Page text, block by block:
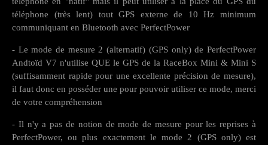
téléphone (très lent) tout GPS externe de 10 Hz minimum
communiquant en Bluetooth avec PerfectPower
- Le mode de mesure 2 (alternatif) (GPS only) de PerfectPower
Andtoïd V7 n'utilise QUE le GPS de la RaceBox Mini & Mini S
(suffisamment rapide pour une excellente précision de mesure),
il faut donc en posséder une pour pouvoir utiliser ce mode, merci
de votre compréhension
- Il n'y a pas de notion de mode de mesure pour les reprises à
PerfectPower, ou plus exactement le mode 2 (GPS only) est